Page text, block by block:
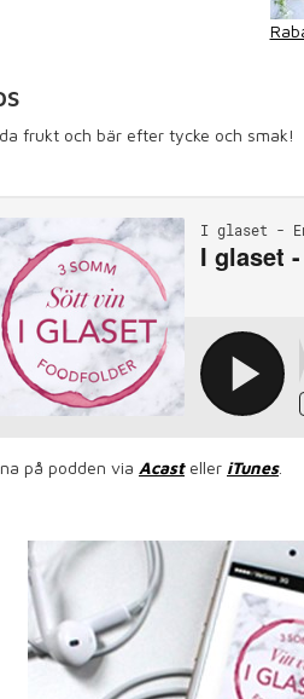
frukt och bär efter tycke och smak!
på podden via Acasteller iTunes.